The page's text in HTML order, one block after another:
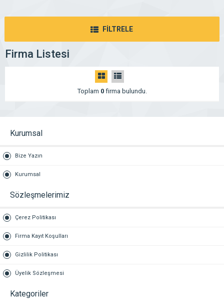
FİLTRELE
Firma Listesi
Toplam 0firma bulundu.
Kurumsal
Bize Yazın
Kurumsal
Sözleşmelerimiz
Çerez Politikası
Firma Kayıt Koşulları
Gizlilik Politikası
Üyelik Sözleşmesi
Kategoriler